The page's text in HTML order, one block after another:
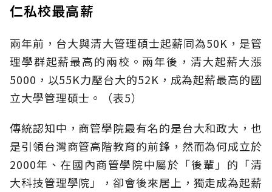
仁私校最高薪
兩年前，台大與清大管理碩士起薪同為50K，是管
理學群起薪最高的兩校。兩年後，清大起薪大漲
5000，以55K力壓台大的52K，成為起薪最高的國
立大學管理碩士。（表5）
傳統認知中，商管學院最有名的是台大和政大，也
是引領台灣商管高階教育的前鋒，然而為何成立於
2000年、在國內商管學院中屬於「後輩」的「清
大科技管理學院」，卻會後來居上，獨走成為起薪